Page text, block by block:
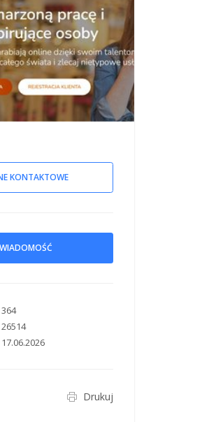
arrow. Rotate 15 degrees clockwise: shift +
KONTAKTOWE
364
26514
17.06.2026
Drukuj